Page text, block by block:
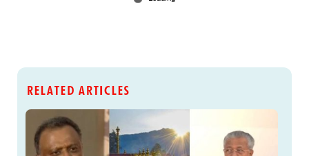
RELATED ARTICLES